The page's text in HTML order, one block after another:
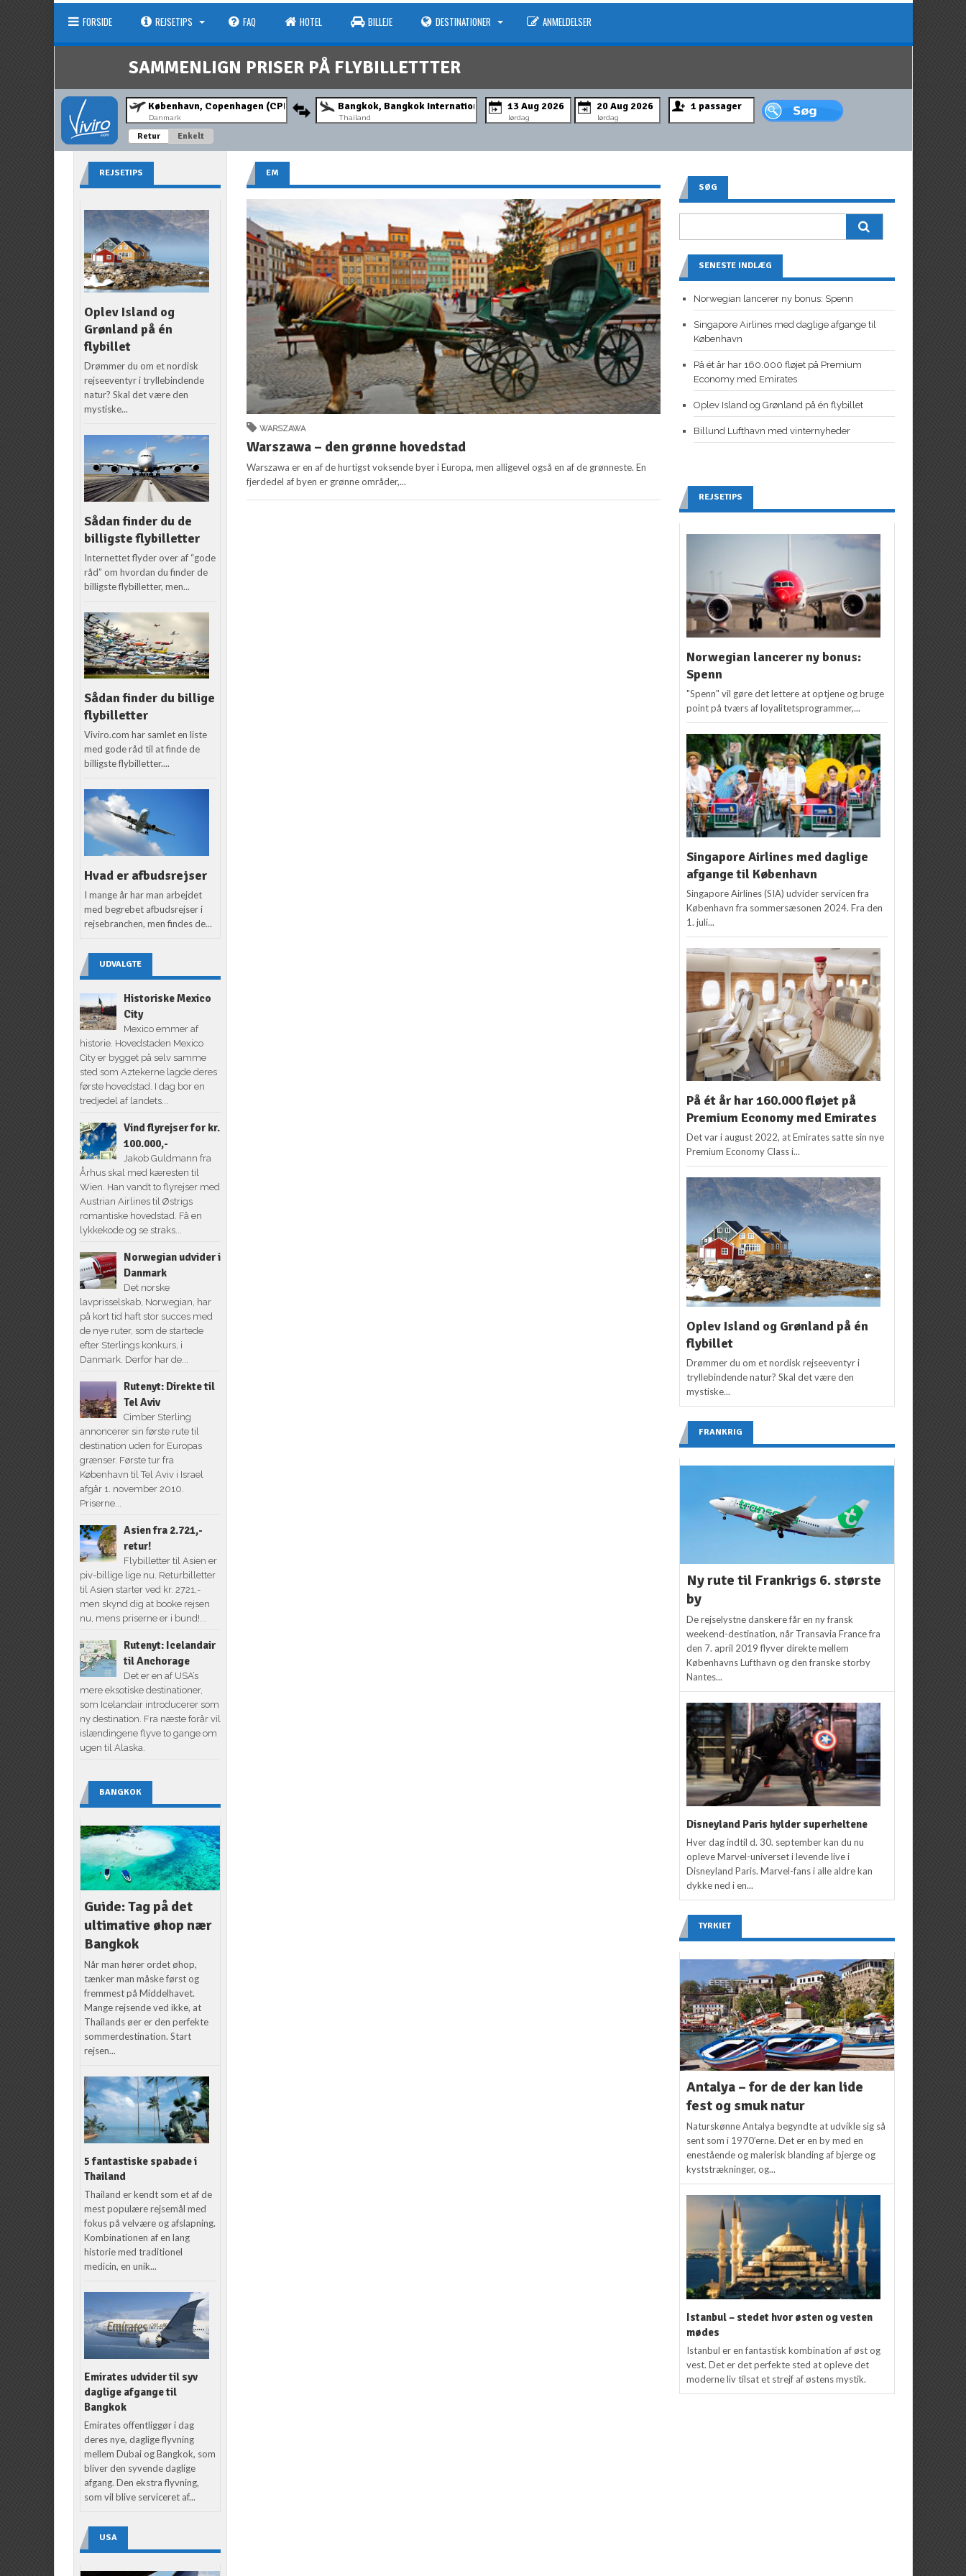
FORSIDE REJSETIPS FAQ HOTEL BILLEJE DESTINATIONER ANMELDELSER
SAMMENLIGN PRISER PÅ FLYBILLETTTER
Danmark Thailand lørdag lørdag
Retur Enkelt
EM
WARSZAWA
Warszawa – den grønne hovedstad
Warszawa er en af de hurtigst voksende byer i Europa, men alligevel også en af de grønneste. En
fjerdedel af byen er grønne områder,...
REJSETIPS
Oplev Island og
Grønland på én
flybillet
Drømmer du om et nordisk
rejseeventyr i tryllebindende
natur? Skal det være den
mystiske...
Sådan finder du de
billigste flybilletter
Internettet flyder over af “gode
råd” om hvordan du finder de
billigste flybilletter, men...
Sådan finder du billige
flybilletter
Viviro.com har samlet en liste
med gode råd til at finde de
billigste flybilletter....
Hvad er afbudsrejser
I mange år har man arbejdet
med begrebet afbudsrejser i
rejsebranchen, men findes de...
UDVALGTE
Historiske Mexico
City
Mexico emmer af
historie. Hovedstaden Mexico
City er bygget på selv samme
sted som Aztekerne lagde deres
første hovedstad. I dag bor en
tredjedel af landets...
Vind flyrejser for kr.
100.000,-
Jakob Guldmann fra
Århus skal med kæresten til
Wien. Han vandt to flyrejser med
Austrian Airlines til Østrigs
romantiske hovedstad. Få en
lykkekode og se straks...
Norwegian udvider i
Danmark
Det norske
lavprisselskab, Norwegian, har
på kort tid haft stor succes med
de nye ruter, som de startede
efter Sterlings konkurs, i
Danmark. Derfor har de...
Rutenyt: Direkte til
Tel Aviv
Cimber Sterling
annoncerer sin første rute til
destination uden for Europas
grænser. Første tur fra
København til Tel Aviv i Israel
afgår 1. november 2010.
Priserne...
Asien fra 2.721,-
retur!
Flybilletter til Asien er
piv-billige lige nu. Returbilletter
til Asien starter ved kr. 2721,-
men skynd dig at booke rejsen
nu, mens priserne er i bund!...
Rutenyt: Icelandair
til Anchorage
Det er en af USA’s
mere eksotiske destinationer,
som Icelandair introducerer som
ny destination. Fra næste forår vil
islændingene flyve to gange om
ugen til Alaska.
BANGKOK
Guide: Tag på det
ultimative øhop nær
Bangkok
Når man hører ordet øhop,
tænker man måske først og
fremmest på Middelhavet.
Mange rejsende ved ikke, at
Thailands øer er den perfekte
sommerdestination. Start
rejsen...
5 fantastiske spabade i
Thailand
Thailand er kendt som et af de
mest populære rejsemål med
fokus på velvære og afslapning.
Kombinationen af en lang
historie med traditionel
medicin, en unik...
Emirates udvider til syv
daglige afgange til
Bangkok
Emirates offentliggør i dag
deres nye, daglige flyvning
mellem Dubai og Bangkok, som
bliver den syvende daglige
afgang. Den ekstra flyvning,
som vil blive serviceret af...
USA
SØG
SENESTE INDLÆG
Norwegian lancerer ny bonus: Spenn
Singapore Airlines med daglige afgange til
København
På ét år har 160.000 fløjet på Premium
Economy med Emirates
Oplev Island og Grønland på én flybillet
Billund Lufthavn med vinternyheder
REJSETIPS
Norwegian lancerer ny bonus:
Spenn
"Spenn" vil gøre det lettere at optjene og bruge
point på tværs af loyalitetsprogrammer,...
Singapore Airlines med daglige
afgange til København
Singapore Airlines (SIA) udvider servicen fra
København fra sommersæsonen 2024. Fra den
1. juli...
På ét år har 160.000 fløjet på
Premium Economy med Emirates
Det var i august 2022, at Emirates satte sin nye
Premium Economy Class i...
Oplev Island og Grønland på én
flybillet
Drømmer du om et nordisk rejseeventyr i
tryllebindende natur? Skal det være den
mystiske...
FRANKRIG
Ny rute til Frankrigs 6. største
by
De rejselystne danskere får en ny fransk
weekend-destination, når Transavia France fra
den 7. april 2019 flyver direkte mellem
Københavns Lufthavn og den franske storby
Nantes...
Disneyland Paris hylder superheltene
Hver dag indtil d. 30. september kan du nu
opleve Marvel-universet i levende live i
Disneyland Paris. Marvel-fans i alle aldre kan
dykke ned i en...
TYRKIET
Antalya – for de der kan lide
fest og smuk natur
Naturskønne Antalya begyndte at udvikle sig så
sent som i 1970’erne. Det er en by med en
enestående og malerisk blanding af bjerge og
kyststrækninger, og...
Istanbul – stedet hvor østen og vesten
mødes
Istanbul er en fantastisk kombination af øst og
vest. Det er det perfekte sted at opleve det
moderne liv tilsat et strejf af østens mystik.